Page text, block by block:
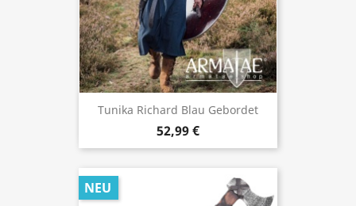
Tunika Richard Blau Gebordet
52,99 €
NEU